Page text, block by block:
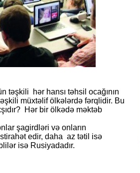
təşkili hər hansı təhsil ocağının
müxtəlif ölkələrdə fərqlidir. Bu
Hər bir ölkədə məktəb
şagirdləri və onların
edir, daha az tətil isə
isə Rusiyadadır.